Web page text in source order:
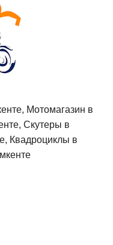
Мотомагазин в
Скутеры в
Квадроциклы в